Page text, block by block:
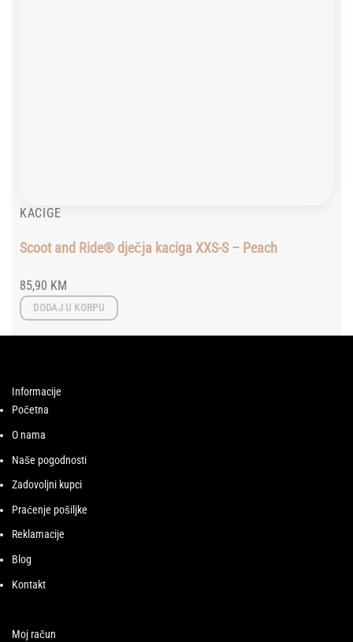
KACIGE
Scoot and Ride® dječja kaciga XXS-S – Peach
85,90 KM
DODAJ U KORPU
Informacije
Početna
O nama
Naše pogodnosti
Zadovoljni kupci
Praćenje pošiljke
Reklamacije
Blog
Kontakt
Moj račun